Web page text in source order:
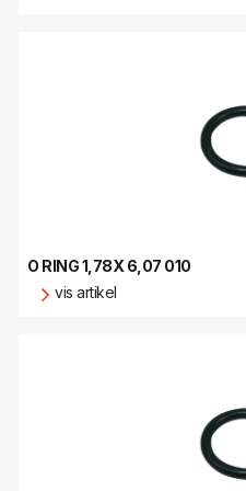
O RING 1,78X 6,07 010
vis artikel